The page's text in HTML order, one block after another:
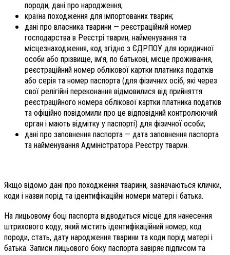
породи, дані про народження;
країна походження для імпортованих тварин;
дані про власника тварини — реєстраційний номер
господарства в Реєстрі тварин, найменування та
місцезнаходження, код згідно з ЄДРПОУ для юридичної
особи або прізвище, ім’я, по батькові, місце проживання,
реєстраційний номер облікової картки платника податків
або серія та номер паспорта (для фізичних осіб, які через
свої релігійні переконання відмовилися від прийняття
реєстраційного номера облікової картки платника податків
та офіційно повідомили про це відповідний контролюючий
орган і мають відмітку у паспорті) для фізичної особи;
дані про заповнення паспорта — дата заповнення паспорта
та найменування Адміністратора Реєстру тварин.
Якщо відомо дані про походження тварини, зазначаються клички,
коди і назви порід та ідентифікаційні номери матері і батька.
На лицьовому боці паспорта відводиться місце для нанесення
штрихового коду, який містить ідентифікаційний номер, код
породи, стать, дату народження тварини та коди порід матері і
батька. Записи лицьового боку паспорта завіряє підписом та